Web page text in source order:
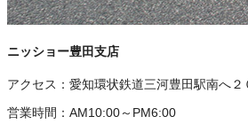
ニッショー豊田支店
アクセス： 愛知環状鉄道三河豊田駅南へ２
営業時間： AM10:00～PM6:00